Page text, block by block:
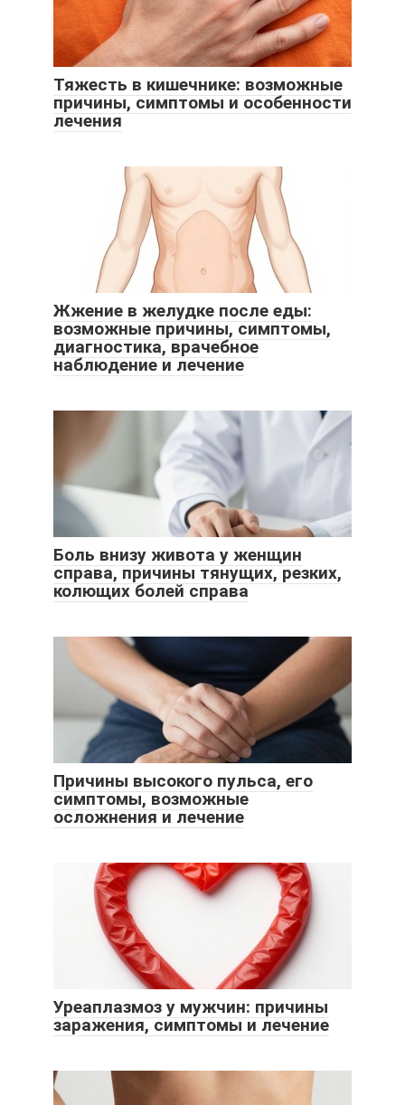
Тяжесть в кишечнике: возможные
причины, симптомы и особенности
лечения
Жжение в желудке после еды:
возможные причины, симптомы,
диагностика, врачебное
наблюдение и лечение
Боль внизу живота у женщин
справа, причины тянущих, резких,
колющих болей справа
Причины высокого пульса, его
симптомы, возможные
осложнения и лечение
Уреаплазмоз у мужчин: причины
заражения, симптомы и лечение